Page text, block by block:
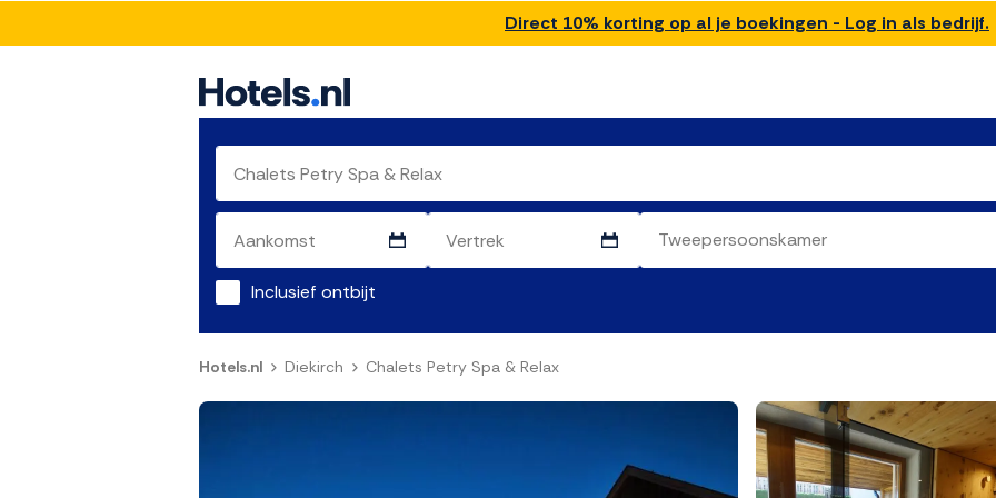
Direct 10% korting op al je boekingen - Log in als bedrijf.
Inclusief ontbijt
Hotels.nl Diekirch Chalets Petry Spa & Relax